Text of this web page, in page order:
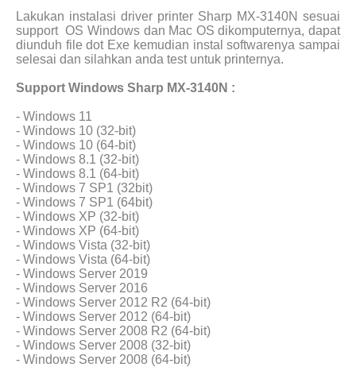
Lakukan instalasi driver printer Sharp MX-3140N sesuai
support OS Windows dan Mac OS dikomputernya, dapat
diunduh file dot Exe kemudian instal softwarenya sampai
selesai dan silahkan anda test untuk printernya.
Support Windows Sharp MX-3140N :
- Windows 11
- Windows 10 (32-bit)
- Windows 10 (64-bit)
- Windows 8.1 (32-bit)
- Windows 8.1 (64-bit)
- Windows 7 SP1 (32bit)
- Windows 7 SP1 (64bit)
- Windows XP (32-bit)
- Windows XP (64-bit)
- Windows Vista (32-bit)
- Windows Vista (64-bit)
- Windows Server 2019
- Windows Server 2016
- Windows Server 2012 R2 (64-bit)
- Windows Server 2012 (64-bit)
- Windows Server 2008 R2 (64-bit)
- Windows Server 2008 (32-bit)
- Windows Server 2008 (64-bit)